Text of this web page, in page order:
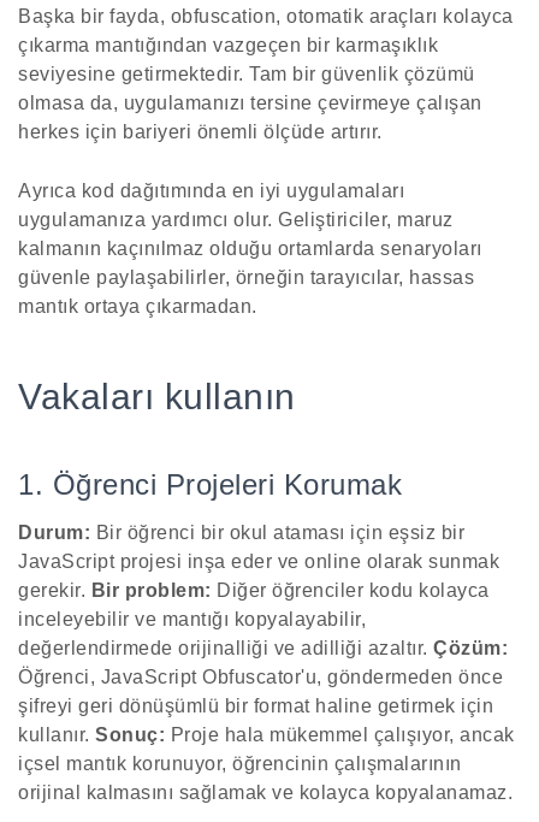
Başka bir fayda, obfuscation, otomatik araçları kolayca
çıkarma mantığından vazgeçen bir karmaşıklık
seviyesine getirmektedir. Tam bir güvenlik çözümü
olmasa da, uygulamanızı tersine çevirmeye çalışan
herkes için bariyeri önemli ölçüde artırır.
Ayrıca kod dağıtımında en iyi uygulamaları
uygulamanıza yardımcı olur. Geliştiriciler, maruz
kalmanın kaçınılmaz olduğu ortamlarda senaryoları
güvenle paylaşabilirler, örneğin tarayıcılar, hassas
mantık ortaya çıkarmadan.
Vakaları kullanın
1. Öğrenci Projeleri Korumak
Durum: Bir öğrenci bir okul ataması için eşsiz bir
JavaScript projesi inşa eder ve online olarak sunmak
gerekir. Bir problem: Diğer öğrenciler kodu kolayca
inceleyebilir ve mantığı kopyalayabilir,
değerlendirmede orijinalliği ve adilliği azaltır. Çözüm:
Öğrenci, JavaScript Obfuscator'u, göndermeden önce
şifreyi geri dönüşümlü bir format haline getirmek için
kullanır. Sonuç: Proje hala mükemmel çalışıyor, ancak
içsel mantık korunuyor, öğrencinin çalışmalarının
orijinal kalmasını sağlamak ve kolayca kopyalanamaz.